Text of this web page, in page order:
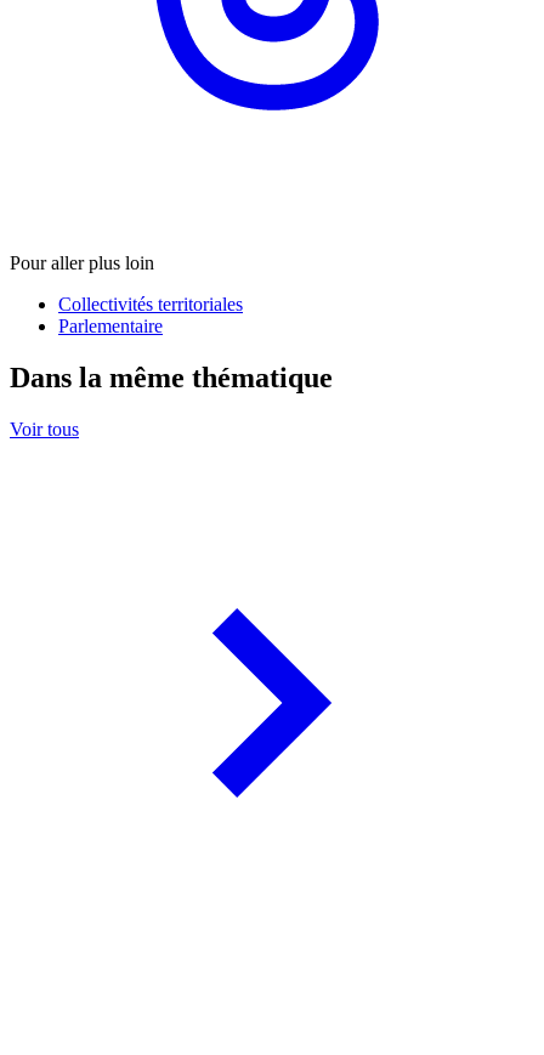
Pour aller plus loin
Collectivités territoriales
Parlementaire
Dans la même thématique
Voir tous